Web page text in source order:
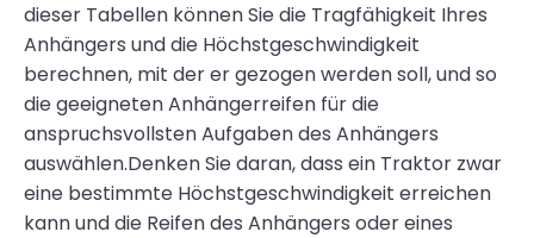
dieser Tabellen können Sie die Tragfähigkeit Ihres
Anhängers und die Höchstgeschwindigkeit
berechnen, mit der er gezogen werden soll, und so
die geeigneten Anhängerreifen für die
anspruchsvollsten Aufgaben des Anhängers
auswählen.Denken Sie daran, dass ein Traktor zwar
eine bestimmte Höchstgeschwindigkeit erreichen
kann und die Reifen des Anhängers oder eines